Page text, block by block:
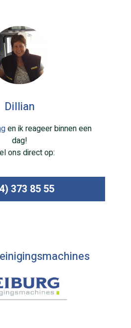
Dillian
en ik reageer binnen een
dag!
ons direct op:
373 85 55